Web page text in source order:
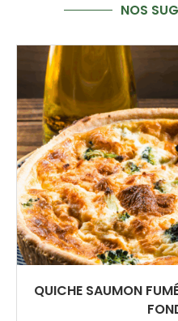
NOS
QUICHE SAUMON